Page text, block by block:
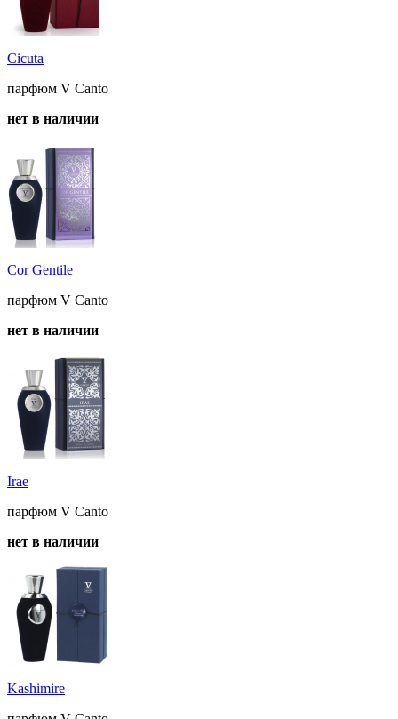
Cicuta
парфюм V Canto
нет в наличии
Cor Gentile
парфюм V Canto
нет в наличии
Irae
парфюм V Canto
нет в наличии
Kashimire